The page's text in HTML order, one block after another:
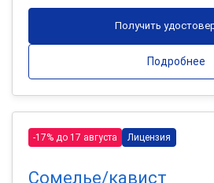
Получить
Подробнее
-17% до 17 августа Лицензия
Сомелье/кавист